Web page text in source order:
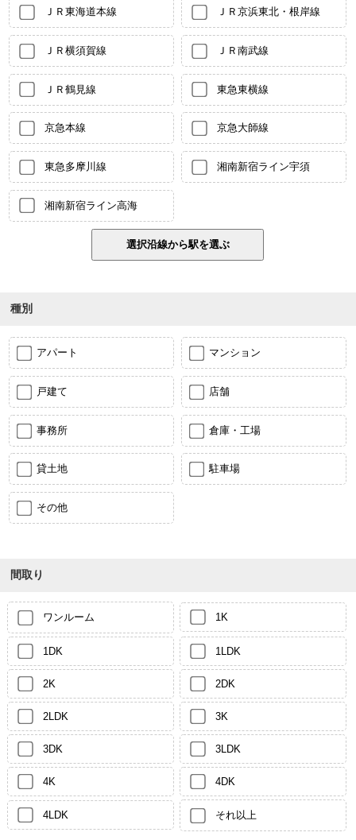
ＪＲ東海道本線 ＪＲ京浜東北・根岸線
ＪＲ横須賀線 ＪＲ南武線
ＪＲ鶴見線 東急東横線
京急本線 京急大師線
東急多摩川線 湘南新宿ライン宇須
湘南新宿ライン高海
種別
アパート マンション
戸建て 店舗
事務所 倉庫・工場
貸土地 駐車場
その他
間取り
ワンルーム 1K
1DK 1LDK
2K 2DK
2LDK 3K
3DK 3LDK
4K 4DK
4LDK それ以上